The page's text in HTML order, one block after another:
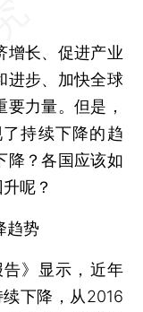
长、促进产业
进步、加快全球
力量。但是，
持续下降的趋
降？各国应该如
呢？
趋势
》显示，近年
下降，从2016